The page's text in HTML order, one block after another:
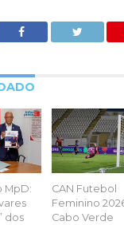
MpD:
dos
CAN Futebol
Feminino
Cabo Verde